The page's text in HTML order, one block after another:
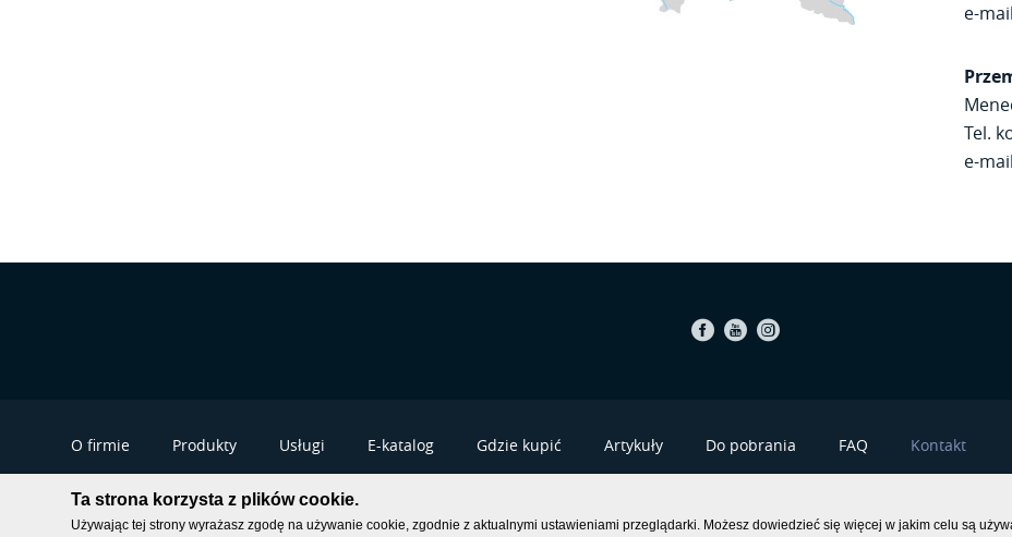
e-
Tel.
e-
Instagram
O firmie Produkty Usługi E-katalog Gdzie kupić Artykuły Do pobrania FAQ Kontakt
Ta strona korzysta z plików cookie.
Używając tej strony wyrażasz zgodę na używanie cookie, zgodnie z aktualnymi ustawieniami przeglądarki. Możesz dowiedzieć się więcej w jakim celu są